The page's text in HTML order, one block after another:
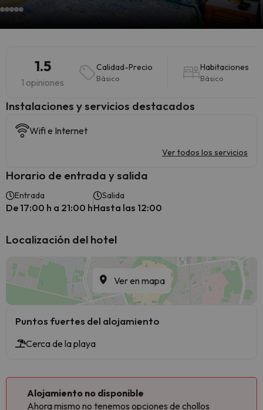
1.5
1 opiniones
Calidad-Precio
Básico
Habitaciones
Básico
Instalaciones y servicios destacados
Wifi e Internet
Ver todos los servicios
Horario de entrada y salida
Entrada
De 17:00 h a 21:00 h
Salida
Hasta las 12:00
Localización del hotel
Ver en mapa
Puntos fuertes del alojamiento
Cerca de la playa
Alojamiento no disponible
Ahora mismo no tenemos opciones de chollos